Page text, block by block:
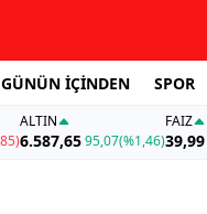
GÜNÜN İÇİNDEN SPOR
ALTIN
6.587,6595,07(%1,46)
FAİZ
39,99